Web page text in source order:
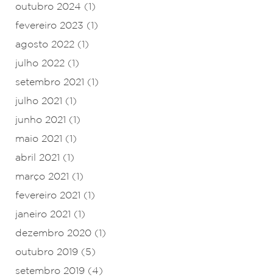
outubro 2024 (1)
fevereiro 2023 (1)
agosto 2022 (1)
julho 2022 (1)
setembro 2021 (1)
julho 2021 (1)
junho 2021 (1)
maio 2021 (1)
abril 2021 (1)
março 2021 (1)
fevereiro 2021 (1)
janeiro 2021 (1)
dezembro 2020 (1)
outubro 2019 (5)
setembro 2019 (4)